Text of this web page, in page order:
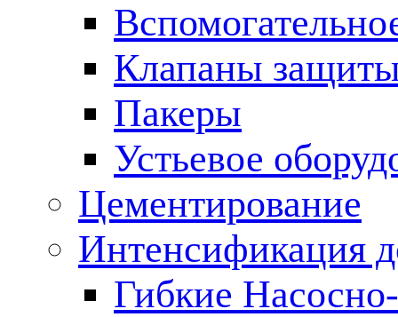
Клапаны
Пакеры
Устьевое
Цементирование
Интенсификация
Гибкие